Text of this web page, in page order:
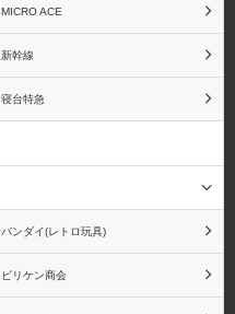
あの日見た花の名前を僕
達はまだ知らない。
ARIA The NATURAL
MICRO ACE
新幹線
寝台特急
バンダイ(レトロ玩具)
ビリケン商会